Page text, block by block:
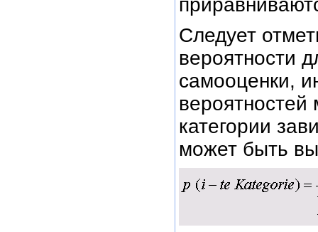
Следует
вероятности
самооценки,
категории
может быть